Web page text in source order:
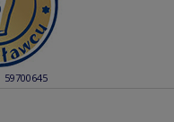
59700645